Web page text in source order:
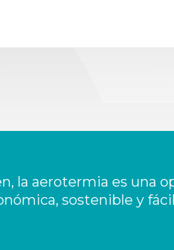
la aerotermia es una
sostenible y